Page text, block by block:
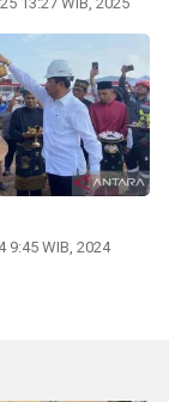
9:45 WIB, 2024